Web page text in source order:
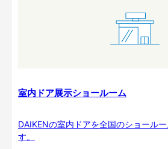
室内ドア展示ショールーム
DAIKENの室内ドアを全国のショール
す。